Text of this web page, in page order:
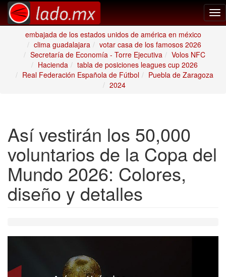
embajada de los estados unidos de américa en méxico
clima guadalajara
votar casa de los famosos 2026
Secretaría de Economía - Torre Ejecutiva
Volos NFC
Hacienda
tabla de posiciones leagues cup 2026
Real Federación Española de Fútbol
Puebla de Zaragoza
2024
Así vestirán los 50,000
voluntarios de la Copa del
Mundo 2026: Colores,
diseño y detalles